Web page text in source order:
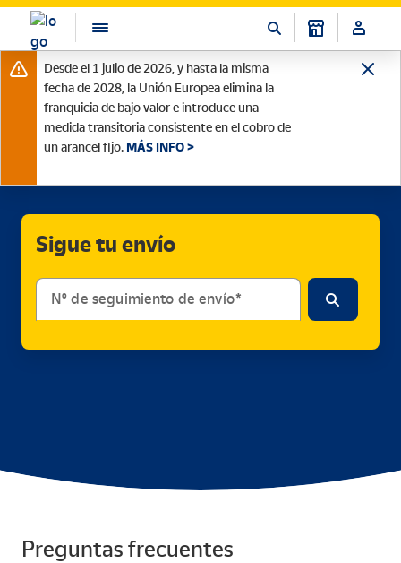
Desde el 1 julio de 2026, y hasta la misma
fecha de 2028, la Unión Europea elimina la
franquicia de bajo valor e introduce una
medida transitoria consistente en el cobro de
un arancel fijo. MÁS INFO >
Sigue tu envío
Nº de seguimiento de envío
Preguntas frecuentes